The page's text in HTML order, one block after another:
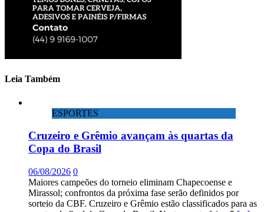
Leia Também
ESPORTES
Cruzeiro e Grêmio avançam às quartas da
Copa do Brasil
06/08/2026 0
Maiores campeões do torneio eliminam Chapecoense e
Mirassol; confrontos da próxima fase serão definidos por
sorteio da CBF. Cruzeiro e Grêmio estão classificados para as